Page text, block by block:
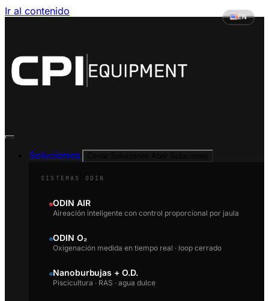
Ir al contenido
Soluciones
SISTEMAS ODIN
ODIN AIR
Aireación inteligente con control proporcional por jaula
ODIN O₂
Oxigenación medida en tiempo real · loop cerrado
Nanoburbujas + O.D.
Piscicultura · RAS · agua dulce
EN